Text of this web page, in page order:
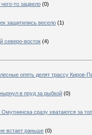
то зацвело (0)
защитились весело (1)
северо-восток (4)
опять делят трассу Киров-
в пруд за рыбкой (0)
сразу хватаются за
встает раньше (0)